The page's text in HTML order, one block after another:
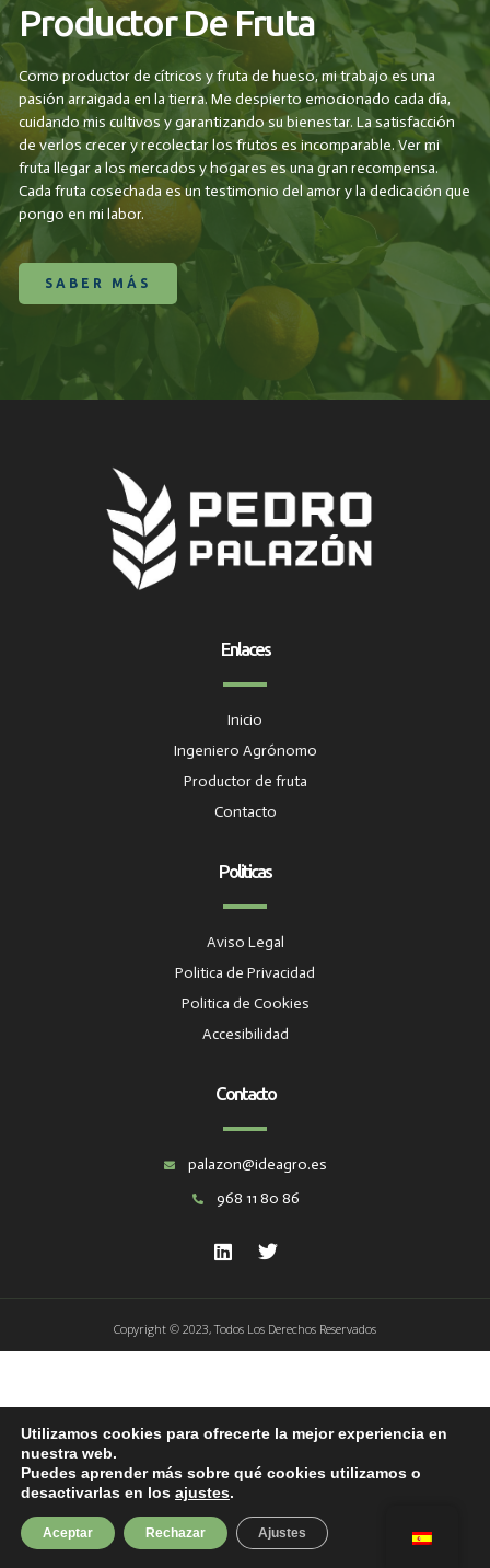
Productor De Fruta
Como productor de cítricos y fruta de hueso, mi trabajo es una
pasión arraigada en la tierra. Me despierto emocionado cada día,
cuidando mis cultivos y garantizando su bienestar. La satisfacción
de verlos crecer y recolectar los frutos es incomparable. Ver mi
fruta llegar a los mercados y hogares es una gran recompensa.
Cada fruta cosechada es un testimonio del amor y la dedicación que
pongo en mi labor.
SABER MÁS
Enlaces
Inicio
Ingeniero Agrónomo
Productor de fruta
Contacto
Politicas
Aviso Legal
Politica de Privacidad
Politica de Cookies
Accesibilidad
Contacto
palazon@ideagro.es
968 11 80 86
Copyright © 2023, Todos Los Derechos Reservados
Utilizamos cookies para ofrecerte la mejor experiencia en
nuestra web.
Puedes aprender más sobre qué cookies utilizamos o
desactivarlas en los ajustes.
Aceptar Rechazar Ajustes